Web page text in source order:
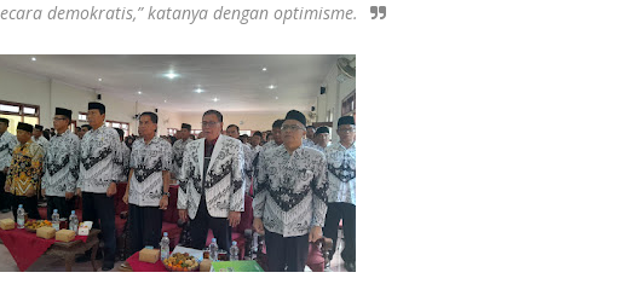
demokratis,”katanya dengan optimisme.